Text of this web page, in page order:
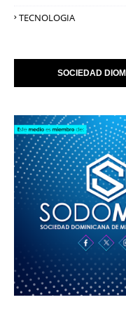
TECNOLOGIA
SOCIEDAD